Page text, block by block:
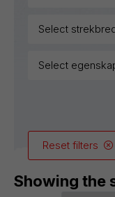
select
select
Reset filters
Showing the